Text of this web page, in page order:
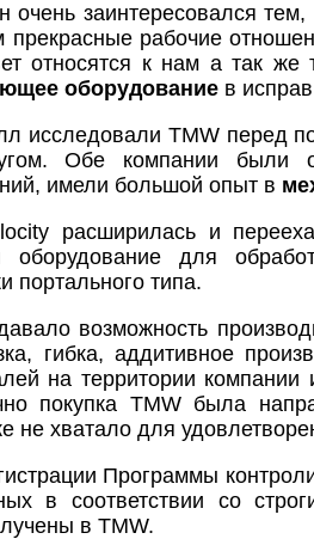
очень заинтересовался
рабочие
относятся к нам а так
оборудование в
исследовали TMW перед
Обе компании были
имели большой опыт в
расширилась и
оборудование для
портального типа.
возможность
гибка, аддитивное
на территории
покупка TMW была
не хватало для
Программы
в соответствии со
в TMW.